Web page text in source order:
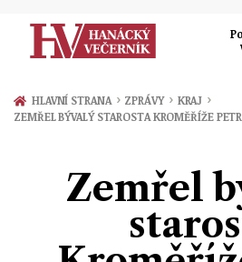
Zprávy
Prostějov
Politika
Kultura
Ženy
Sport
HLAVNÍ STRANA › ZPRÁVY › KRAJ ›
ZEMŘEL BÝVALÝ STAROSTA KROMĚŘÍŽE
Zemřel